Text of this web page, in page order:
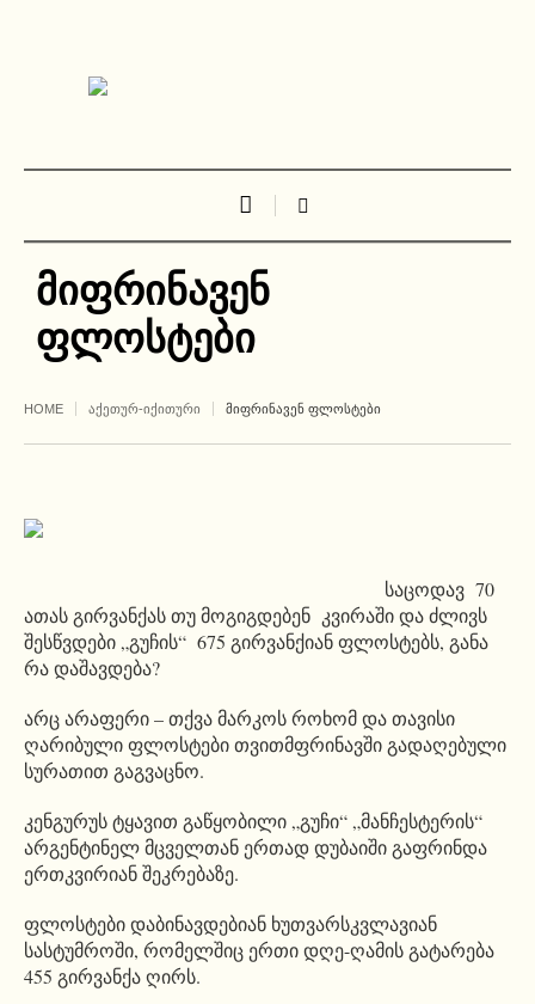
მიფრინავენ
ფლოსტები
HOME ᲐᲥᲔᲗᲣᲠ-ᲘᲥᲘᲗᲣᲠᲘ ᲛᲘᲤᲠᲘᲜᲐᲕᲔᲜ ᲤᲚᲝᲡᲢᲔᲑᲘ
საცოდავ 70
ათას გირვანქას თუ მოგიგდებენ კვირაში და ძლივს
შესწვდები „გუჩის“ 675 გირვანქიან ფლოსტებს, განა
რა დაშავდება?
არც არაფერი – თქვა მარკოს როხომ და თავისი
ღარიბული ფლოსტები თვითმფრინავში გადაღებული
სურათით გაგვაცნო.
კენგურუს ტყავით გაწყობილი „გუჩი“ „მანჩესტერის“
არგენტინელ მცველთან ერთად დუბაიში გაფრინდა
ერთკვირიან შეკრებაზე.
ფლოსტები დაბინავდებიან ხუთვარსკვლავიან
სასტუმროში, რომელშიც ერთი დღე-ღამის გატარება
455 გირვანქა ღირს.